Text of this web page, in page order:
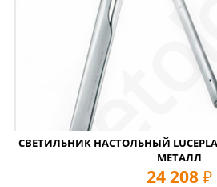
СВЕТИЛЬНИК НАСТОЛЬНЫЙ LUCEPLAN
МЕТАЛЛ
24 208 руб